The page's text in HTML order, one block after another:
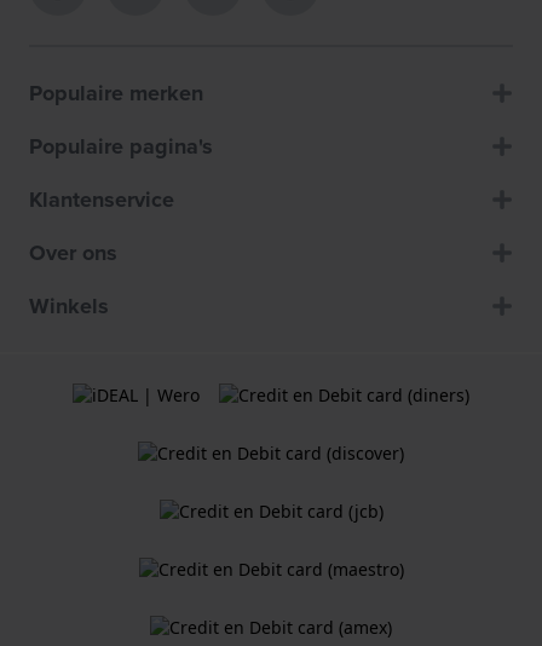
Populaire merken
Populaire pagina's
Klantenservice
Over ons
Winkels